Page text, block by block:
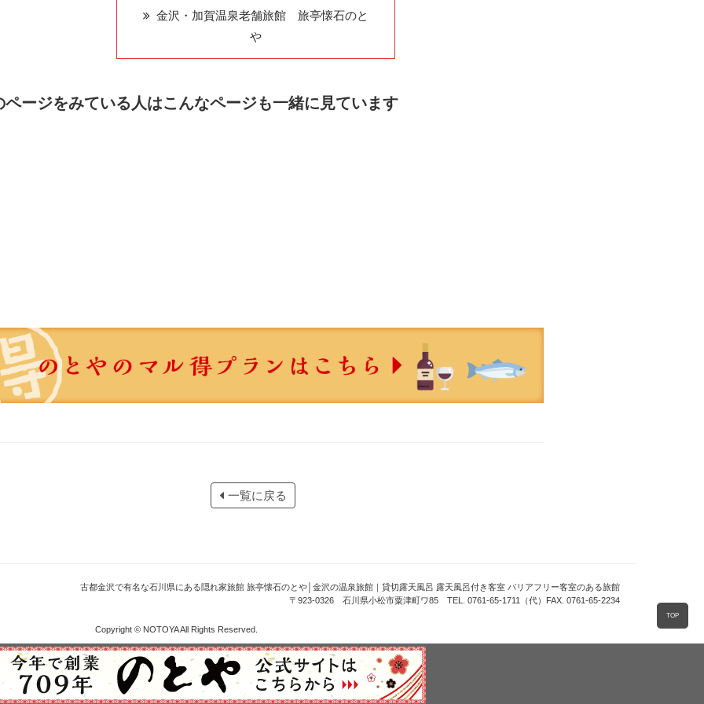
金沢・加賀温泉老舗旅館 旅亭懐石のと
や
ページをみている人はこんなページも一緒に見ています
一覧に戻る
TOP
古都金沢で有名な石川県にある隠れ家旅館 旅亭懐石のとや│金沢の温泉旅館｜貸切露天風呂 露天風呂付き客室 バリアフリー客室のある旅館
〒923-0326 石川県小松市粟津町ワ85 TEL. 0761-65-1711（代）FAX. 0761-65-2234
Copyright © NOTOYA All Rights Reserved.